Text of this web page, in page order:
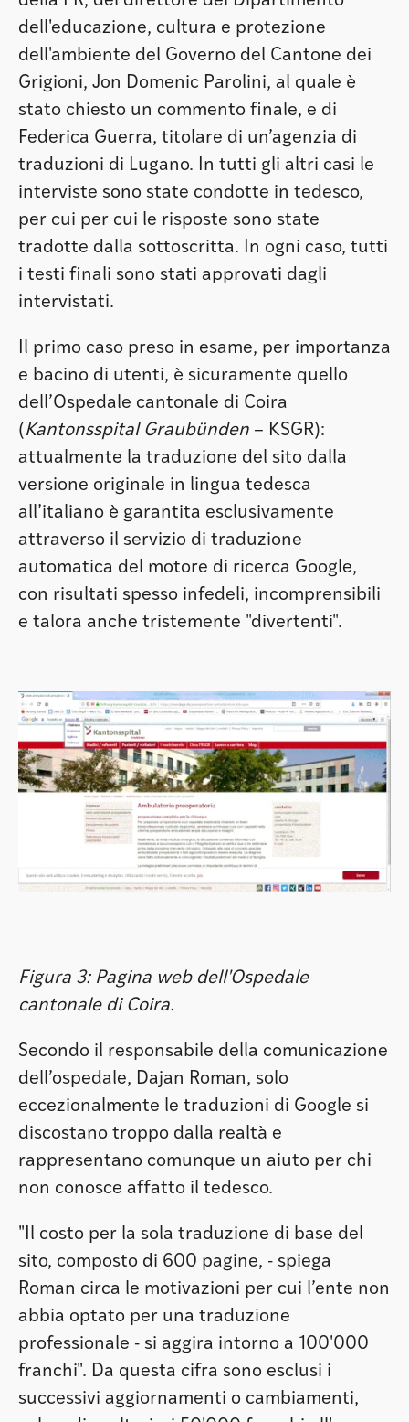
dell'educazione, cultura e protezione
dell'ambiente del Governo del Cantone dei
Grigioni, Jon Domenic Parolini, al quale è
stato chiesto un commento finale, e di
Federica Guerra, titolare di un’agenzia di
traduzioni di Lugano. In tutti gli altri casi le
interviste sono state condotte in tedesco,
per cui per cui le risposte sono state
tradotte dalla sottoscritta. In ogni caso, tutti
i testi finali sono stati approvati dagli
intervistati.
Il primo caso preso in esame, per importanza
e bacino di utenti, è sicuramente quello
dell’Ospedale cantonale di Coira
( Kantonsspital Graubünden – KSGR):
attualmente la traduzione del sito dalla
versione originale in lingua tedesca
all’italiano è garantita esclusivamente
attraverso il servizio di traduzione
automatica del motore di ricerca Google,
con risultati spesso infedeli, incomprensibili
e talora anche tristemente "divertenti".
Figura 3: Pagina web dell'Ospedale
cantonale di Coira.
Secondo il responsabile della comunicazione
dell’ospedale, Dajan Roman, solo
eccezionalmente le traduzioni di Google si
discostano troppo dalla realtà e
rappresentano comunque un aiuto per chi
non conosce affatto il tedesco.
"Il costo per la sola traduzione di base del
sito, composto di 600 pagine, - spiega
Roman circa le motivazioni per cui l’ente non
abbia optato per una traduzione
professionale - si aggira intorno a 100'000
franchi". Da questa cifra sono esclusi i
successivi aggiornamenti o cambiamenti,